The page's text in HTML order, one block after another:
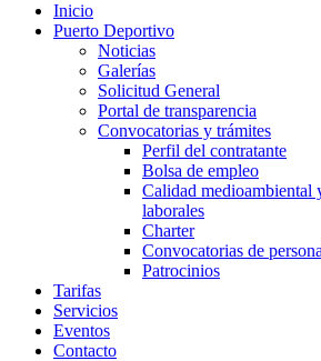
Inicio
Puerto Deportivo
Noticias
Galerías
Solicitud General
Portal de transparencia
Convocatorias y trámites
Perfil del contratante
Bolsa de empleo
Calidad medioambiental
laborales
Charter
Convocatorias de
Patrocinios
Tarifas
Servicios
Eventos
Contacto